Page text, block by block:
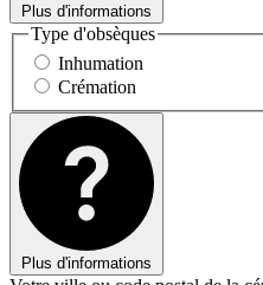
Plus d'informations
Type d'obsèques
Inhumation
Crémation
Plus d'informations